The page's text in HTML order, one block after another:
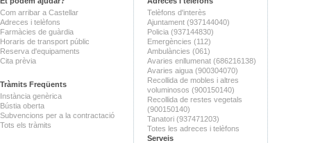
Com arribar a Castellar
Adreces i telèfons
Farmàcies de guàrdia
Horaris de transport públic
Reserva d'equipaments
Cita prèvia
Tràmits Freqüents
Instància genèrica
Bústia oberta
Subvencions per a la contractació
Tots els tràmits
Telèfons d'interès
Ajuntament (937144040)
Policia (937144830)
Emergències (112)
Ambulàncies (061)
Avaries enllumenat (686216138)
Avaries aigua (900304070)
Recollida de mobles i altres
voluminosos (900150140)
Recollida de restes vegetals
(900150140)
Tanatori (937471203)
Totes les adreces i telèfons
Serveis